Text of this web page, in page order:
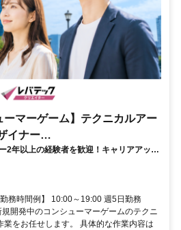
ーマーゲーム】テクニカルアー
イナー
2年以上の経験者を歓迎！キャリアアップ
務時間例】 10:00～19:00 週5日勤務
開発中のコンシューマーゲームのテクニ
業をお任せします。 具体的な作業内容は